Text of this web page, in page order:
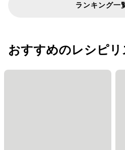
ランキング一
おすすめのレシピリ